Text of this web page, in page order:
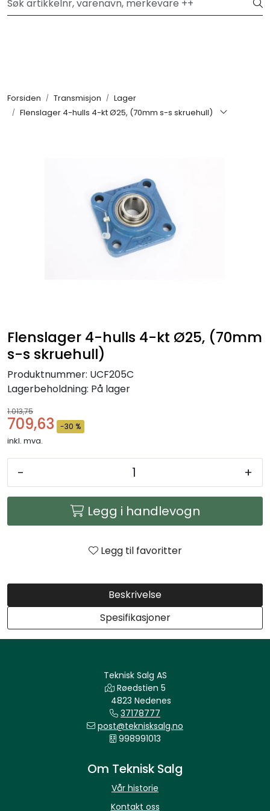
Skip to main content Hei, velkommen inn!
Forsiden Transmisjon
Lager
Flenslager 4-hulls 4-kt Ø25, (70mm s-s skruehull)
Flenslager 4-hulls 4-kt Ø25, (70mm
s-s skruehull)
Produktnummer: UCF205C
Lagerbeholdning: På lager
1.013,75
709,63 -30 %
inkl. mva.
- +
Legg i handlevogn
Legg til favoritter
Beskrivelse
Spesifikasjoner
Teknisk Salg AS
Røedstien 5
4823 Nedenes
37178777
post@teknisksalg.no
998991013
Om Teknisk Salg
Vår historie
Kontakt oss
Kjemikalier
Verktøy & Forbruksmateriell
Kontor og kantineprodukter